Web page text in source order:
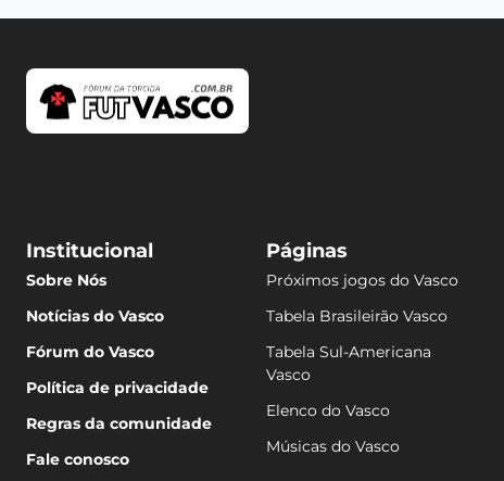
Institucional
Sobre Nós
Notícias do Vasco
Fórum do Vasco
Política de privacidade
Regras da comunidade
Fale conosco
Páginas
Próximos jogos do Vasco
Tabela Brasileirão Vasco
Tabela Sul-Americana
Vasco
Elenco do Vasco
Músicas do Vasco